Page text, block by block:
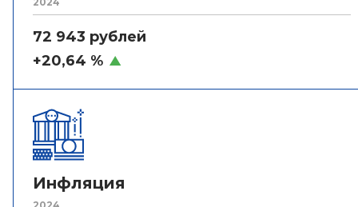
72 943 рублей
+20,64 %
Инфляция